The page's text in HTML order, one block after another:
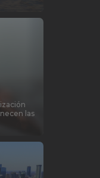
las